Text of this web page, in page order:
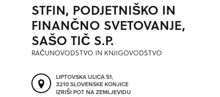
IZRIŠI POT
POŠLJI SMS
ORODJA
STFIN, PODJETNIŠKO IN
FINANČNO SVETOVANJE,
SAŠO TIČ S.P.
RAČUNOVODSTVO IN KNJIGOVODSTVO
LIPTOVSKA ULICA 51,
3210 SLOVENSKE KONJICE
IZRIŠI POT NA ZEMLJEVIDU